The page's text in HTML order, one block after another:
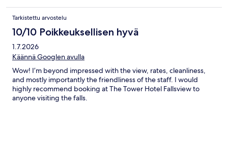
Tarkistettu arvostelu
10/10 Poikkeuksellisen hyvä
1.7.2026
Käännä Googlen avulla
Wow! I’m beyond impressed with the view, rates, cleanliness,
and mostly importantly the friendliness of the staff. I would
highly recommend booking at The Tower Hotel Fallsview to
anyone visiting the falls.